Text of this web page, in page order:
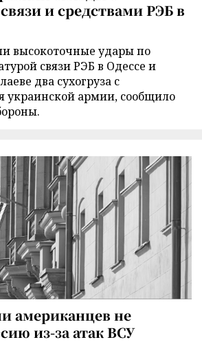
и средствами РЭБ в
высокоточные удары по
связи РЭБ в Одессе и
два сухогруза с
украинской армии, сообщило
американцев не
из-за атак ВСУ